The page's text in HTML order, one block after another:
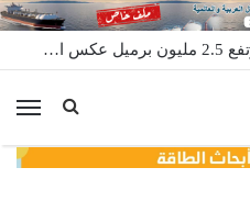
مخزونات النفط الأميركية ترتفع 2.5 مليون برميل عكس التوقعات